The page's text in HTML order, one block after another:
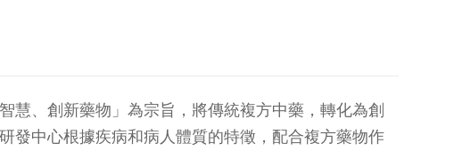
慧、創新藥物」為宗旨，將傳統複方中藥，轉化為創
發中心根據疾病和病人體質的特徵，配合複方藥物作